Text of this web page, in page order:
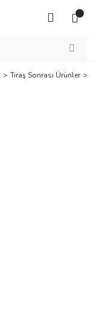
Tıraş Sonrası Ürünler